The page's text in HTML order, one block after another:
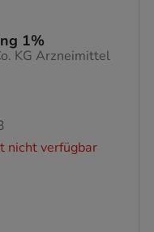
1%
KG Arzneimittel
nicht verfügbar